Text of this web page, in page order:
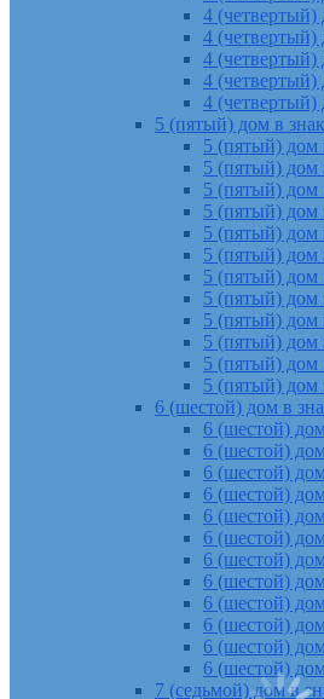
4
4 (четвертый)
4 (четвертый)
4
4
5 (пятый) дом в
5 (пятый) дом
5 (пятый) дом
5 (пятый) дом
5 (пятый) дом
5 (пятый) дом
5 (пятый) дом
5 (пятый) дом
5 (пятый) дом
5 (пятый) дом
5 (пятый) дом
5 (пятый) дом
5 (пятый) дом
6 (шестой) дом в
6 (шестой)
6 (шестой)
6 (шестой)
6 (шестой)
6 (шестой)
6 (шестой)
6 (шестой)
6 (шестой)
6 (шестой)
6 (шестой)
6 (шестой)
6 (шестой)
7 (седьмой) дом в